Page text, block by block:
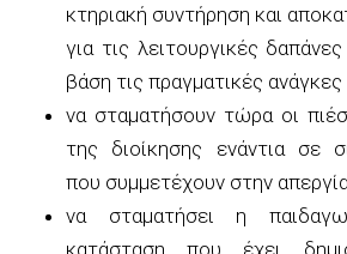
κτηριακή συντήρηση και
για τις λειτουργικές
βάση τις πραγματικές
να σταματήσουν τώρα οι
της διοίκησης ενάντια σε
που συμμετέχουν στην
να σταματήσει η
κατάσταση που έχει